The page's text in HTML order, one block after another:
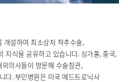
개설하여 최소상처 척추수술,
지식을 공유하고 있습니다. 싱가폴, 중국,
의사들이 방문해 수술참관,
다. 부민병원은 미국 메드트로닉사